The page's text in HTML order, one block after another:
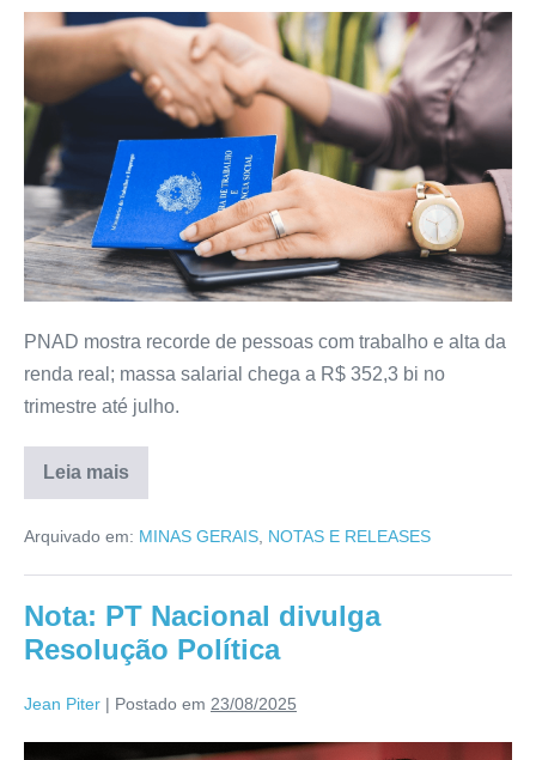
PNAD mostra recorde de pessoas com trabalho e alta da
renda real; massa salarial chega a R$ 352,3 bi no
trimestre até julho.
Leia mais
Arquivado em: MINAS GERAIS, NOTAS E RELEASES
Nota: PT Nacional divulga
Resolução Política
Jean Piter | Postado em 23/08/2025